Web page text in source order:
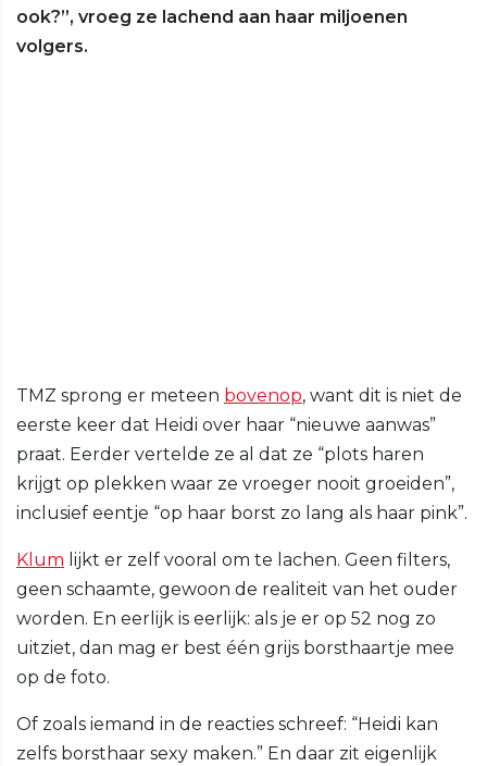
ook?”, vroeg ze lachend aan haar miljoenen
volgers.
TMZ sprong er meteen bovenop, want dit is niet de
eerste keer dat Heidi over haar “nieuwe aanwas”
praat. Eerder vertelde ze al dat ze “plots haren
krijgt op plekken waar ze vroeger nooit groeiden”,
inclusief eentje “op haar borst zo lang als haar pink”.
Klum lijkt er zelf vooral om te lachen. Geen filters,
geen schaamte, gewoon de realiteit van het ouder
worden. En eerlijk is eerlijk: als je er op 52 nog zo
uitziet, dan mag er best één grijs borsthaartje mee
op de foto.
Of zoals iemand in de reacties schreef: “Heidi kan
zelfs borsthaar sexy maken.” En daar zit eigenlijk